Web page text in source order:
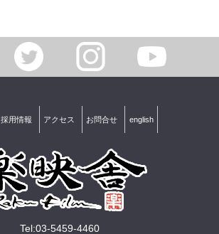
採用情報 アクセス お問合せ english
Tel:03-5459-4460